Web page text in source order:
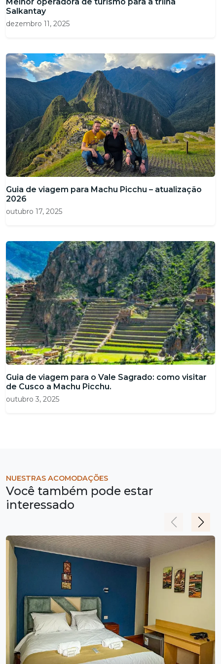
Salkantay
dezembro 11, 2025
Guia de viagem para Machu Picchu – atualização
2026
outubro 17, 2025
Guia de viagem para o Vale Sagrado: como visitar
de Cusco a Machu Picchu.
outubro 3, 2025
NUESTRAS ACOMODAÇÕES
Você também pode estar
interessado